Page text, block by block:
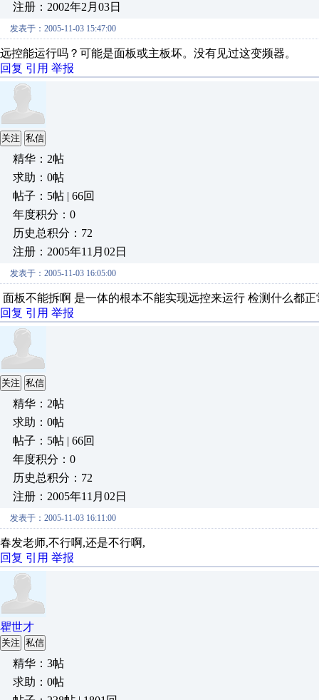
注册：2002年2月03日
发表于：2005-11-03 15:47:00
远控能运行吗？可能是面板或主板坏。没有见过这变频器。
回复 引用 举报
关注 私信
精华：2帖
求助：0帖
帖子：5帖 | 66回
年度积分：0
历史总积分：72
注册：2005年11月02日
发表于：2005-11-03 16:05:00
面板不能拆啊 是一体的根本不能实现远控来运行 检测什么都
回复 引用 举报
关注 私信
精华：2帖
求助：0帖
帖子：5帖 | 66回
年度积分：0
历史总积分：72
注册：2005年11月02日
发表于：2005-11-03 16:11:00
春发老师,不行啊,还是不行啊,
回复 引用 举报
瞿世才
关注 私信
精华：3帖
求助：0帖